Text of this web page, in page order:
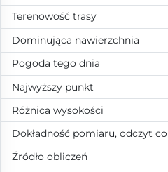
Terenowość trasy
Dominująca nawierzchnia
Pogoda tego dnia
Najwyższy punkt
Różnica wysokości
Dokładność pomiaru, odczyt co
Źródło obliczeń